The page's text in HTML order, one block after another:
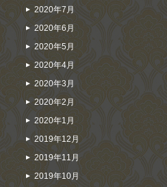
2020年7月
2020年6月
2020年5月
2020年4月
2020年3月
2020年2月
2020年1月
2019年12月
2019年11月
2019年10月